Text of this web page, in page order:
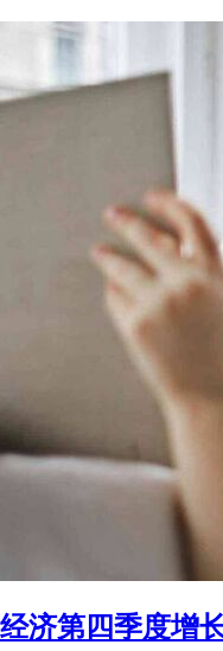
济第四季度增